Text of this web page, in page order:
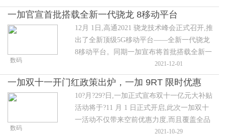
成了千万销量的“小目标”。
一加官宣首批搭载全新一代骁龙 8移动平台
12月 1日,高通2021 骁龙技术峰会正式召开,推
出了全新顶级5G移动平台——全新一代骁龙
8移动平台。同期一加宣布将首批搭载全新一
数码 2021-12-01
一加双十一开门红政策出炉，一加 9RT 限时优惠
3199 元起
10?月?29?日,一加正式宣布双十一亿元大补贴
活动将于?11 月 1 日正式开启,此次一加双十
一活动不仅带来空前优惠力度,而且覆盖全品
类产品,除直接优惠外还有多期免息活动,诚意
数码 2021-10-29